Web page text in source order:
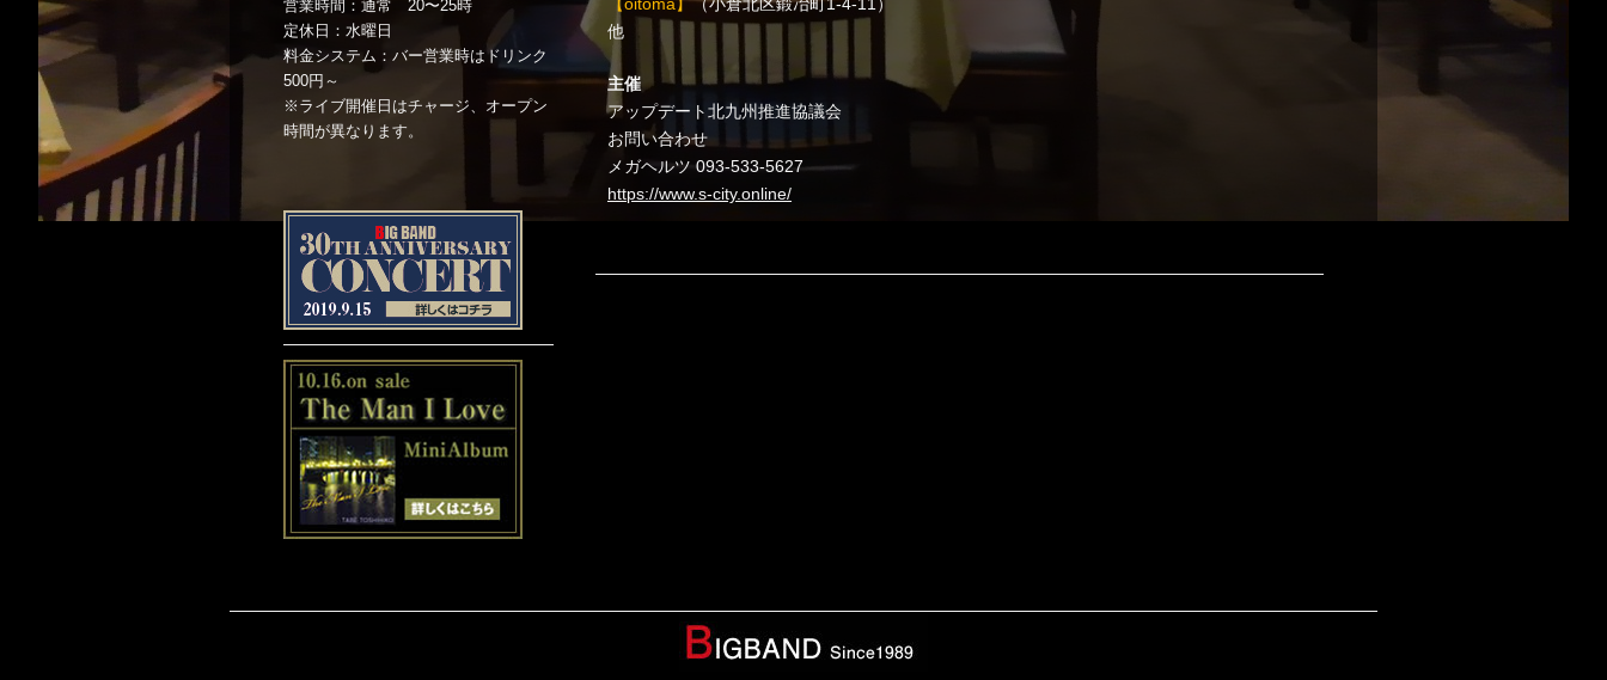
他
主催
アップデート北九州推進協議会
お問い合わせ
メガヘルツ 093-533-5627
https://www.s-city.online/
営業時間：通常 20〜25時
定休日：水曜日
料金システム：バー営業時はドリンク
500円～
※ライブ開催日はチャージ、オープン
時間が異なります。